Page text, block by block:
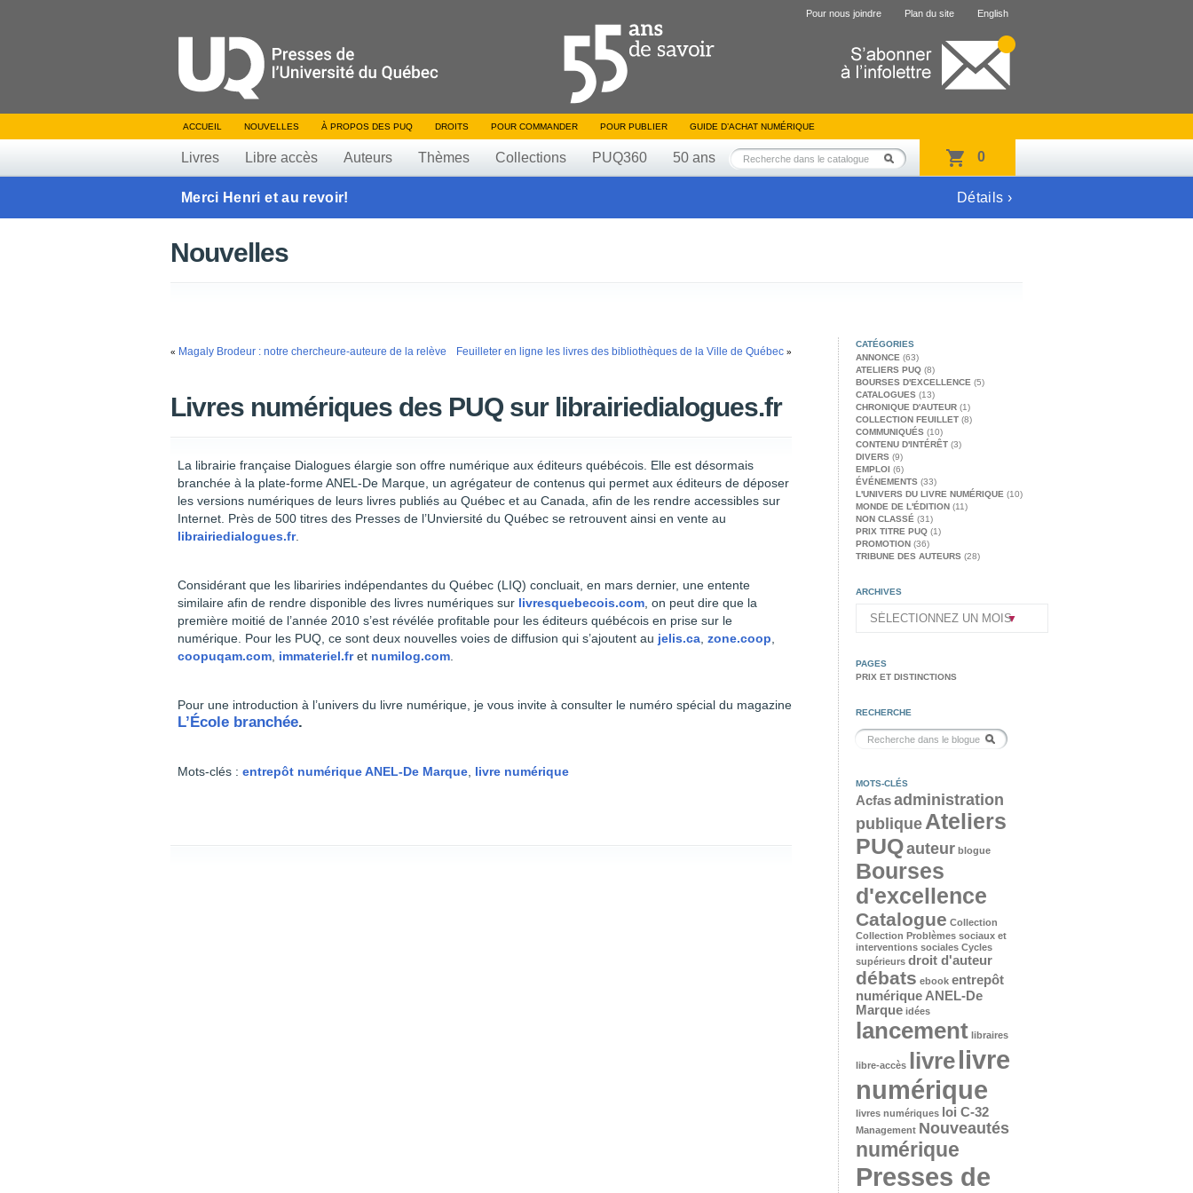
Pour nous joindre Plan du site English
ACCUEIL NOUVELLES À PROPOS DES PUQ DROITS POUR COMMANDER POUR PUBLIER GUIDE D’ACHAT NUMÉRIQUE
Livres Libre accès Auteurs Thèmes Collections PUQ360 50 ans 0
Merci Henri et au revoir! Détails ›
Nouvelles
« Magaly Brodeur : notre chercheure-auteure de la relève Feuilleter en ligne les livres des bibliothèques de la Ville de Québec »
Livres numériques des PUQ sur librairiedialogues.fr
La librairie française Dialogues élargie son offre numérique aux éditeurs québécois. Elle est désormais
branchée à la plate-forme ANEL-De Marque, un agrégateur de contenus qui permet aux éditeurs de déposer
les versions numériques de leurs livres publiés au Québec et au Canada, afin de les rendre accessibles sur
Internet. Près de 500 titres des Presses de l’Unviersité du Québec se retrouvent ainsi en vente au
librairiedialogues.fr.
Considérant que les libariries indépendantes du Québec (LIQ) concluait, en mars dernier, une entente
similaire afin de rendre disponible des livres numériques sur livresquebecois.com , on peut dire que la
première moitié de l’année 2010 s’est révélée profitable pour les éditeurs québécois en prise sur le
numérique. Pour les PUQ, ce sont deux nouvelles voies de diffusion qui s’ajoutent au jelis.ca zone.coop
coopuqam.com immateriel.fret numilog.com
Pour une introduction à l’univers du livre numérique, je vous invite à consulter le numéro spécial du magazine
L’École branchée.
Mots-clés : entrepôt numérique ANEL-De Marque livre numérique
CATÉGORIES
ANNONCE (63)
ATELIERS PUQ (8)
BOURSES D'EXCELLENCE (5)
CATALOGUES (13)
CHRONIQUE D'AUTEUR (1)
COLLECTION FEUILLET (8)
COMMUNIQUÉS (10)
CONTENU D'INTÉRÊT (3)
DIVERS (9)
EMPLOI (6)
ÉVÉNEMENTS (33)
L'UNIVERS DU LIVRE NUMÉRIQUE (10)
MONDE DE L'ÉDITION (11)
NON CLASSÉ (31)
PRIX TITRE PUQ (1)
PROMOTION (36)
TRIBUNE DES AUTEURS (28)
ARCHIVES
PAGES
PRIX ET DISTINCTIONS
RECHERCHE
MOTS-CLÉS
Acfasadministration
publique Ateliers
PUQauteur blogue
Bourses
d'excellence
Catalogue Collection
Collection Problèmes sociaux et
interventions sociales Cycles
supérieurs droit d'auteur
débats ebook entrepôt
numérique ANEL-De
Marque idées
lancement libraires
libre-accès livrelivre
numérique
livres numériques loi C-32
Management Nouveautés
numérique
Presses de